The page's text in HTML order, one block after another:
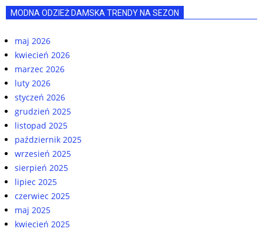
MODNA ODZIEŻ DAMSKA TRENDY NA SEZON
maj 2026
kwiecień 2026
marzec 2026
luty 2026
styczeń 2026
grudzień 2025
listopad 2025
październik 2025
wrzesień 2025
sierpień 2025
lipiec 2025
czerwiec 2025
maj 2025
kwiecień 2025